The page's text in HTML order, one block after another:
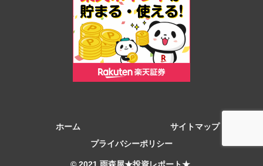
ホーム
サイトマップ
プライバシーポリシー